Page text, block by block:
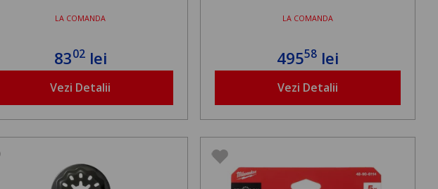
LA COMANDA
8302lei
Vezi Detalii
LA COMANDA
49558 lei
Vezi Detalii